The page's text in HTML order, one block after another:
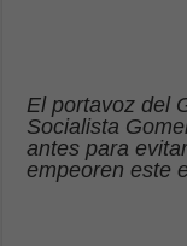
El portavoz del
Socialista
antes para
empeoren este